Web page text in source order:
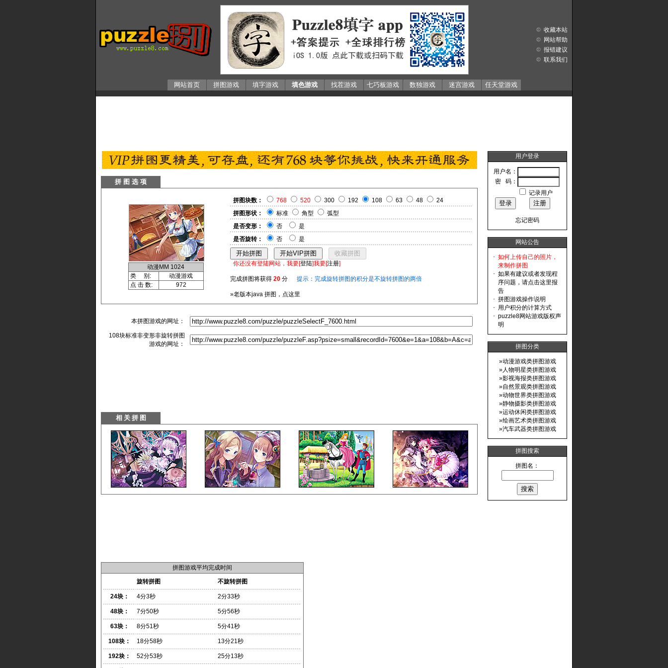
网站首页 拼图游戏 填字游戏 填色游戏 找茬游戏 七巧板游戏 数独游戏 迷宫游戏 任天堂游戏
收藏本站
网站帮助
报错建议
联系我们
拼 图 选 项
动漫MM 1024
类 别:
动漫游戏
点 击 数:
972
拼图块数： 768 520 300 192 108 63 48
24
拼图形状：
标准 角型
弧型
是否变形：
否
是
是否旋转：
否 是
你还没有登陆网站，我要[登陆]我要[注册]
完成拼图将获得 20 分 提示：完成旋转拼图的积分是不旋转拼图的两倍
»老版本java 拼图，点这里
本拼图游戏的网址：
108块标准非变形非旋转拼图
游戏的网址：
拼图游戏平均完成时间
旋转拼图
不旋转拼图
24块： 4分3秒 2分33秒
48块： 7分50秒 5分56秒
63块： 8分51秒 5分41秒
108块： 18分58秒 13分21秒
192块： 52分53秒 25分13秒
用户登录
用户名：
密 码：
记录用户
忘记密码
网站公告
· 如何上传自己的照片，
来制作拼图
· 如果有建议或者发现程
序问题，请点击这里报
告
· 拼图游戏操作说明
· 用户积分的计算方式
· puzzle8网站游戏版权声
明
拼图分类
»动漫游戏类拼图游戏
»人物明星类拼图游戏
»影视海报类拼图游戏
»自然景观类拼图游戏
»动物世界类拼图游戏
»静物摄影类拼图游戏
»运动休闲类拼图游戏
»绘画艺术类拼图游戏
»汽车武器类拼图游戏
拼图搜索
拼图名：